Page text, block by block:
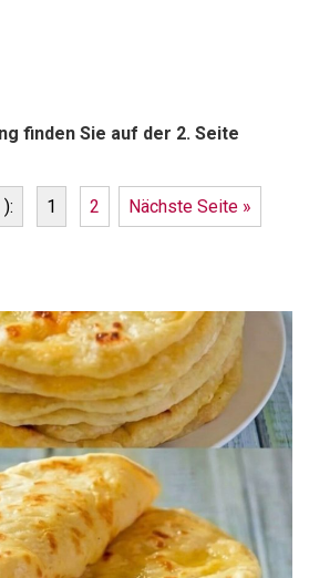
finden Sie auf der 2. Seite
1 2 Nächste Seite »